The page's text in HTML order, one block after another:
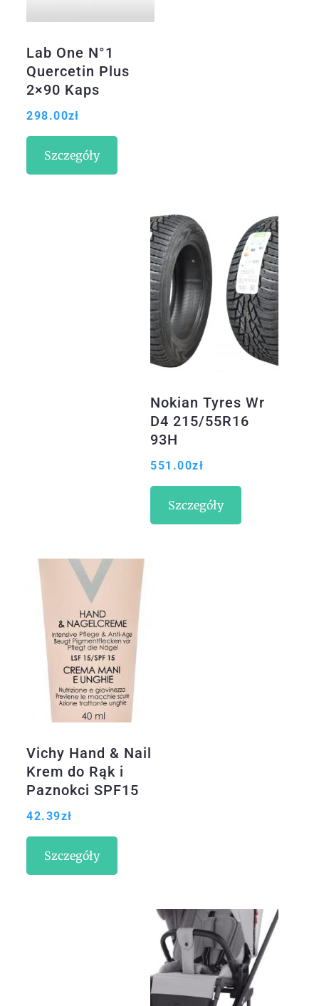
Lab One N°1
Quercetin Plus
2×90 Kaps
298.00zł
Szczegóły
Nokian Tyres Wr
D4 215/55R16
93H
551.00zł
Szczegóły
Vichy Hand & Nail
Krem do Rąk i
Paznokci SPF15
40ml
42.39zł
Szczegóły